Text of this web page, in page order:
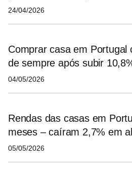
24/04/2026
Comprar casa em Portugal
de sempre após subir
04/05/2026
Rendas das casas em
meses – caíram 2,7% em
05/05/2026